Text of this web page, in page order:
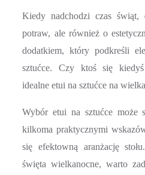
Kiedy nadchodzi czas
potraw, ale również o
dodatkiem, który podkreśli
sztućce. Czy ktoś się
idealne etui na sztućce na
Wybór etui na sztućce może
kilkoma praktycznymi
się efektowną aranżację
święta wielkanocne, warto